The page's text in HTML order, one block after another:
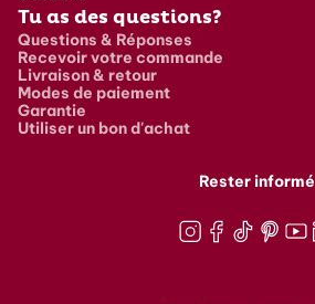
Tu as des questions?
Questions & Réponses
Recevoir votre commande
Livraison & retour
Modes de paiement
Garantie
Utiliser un bon d'achat
Rester informé